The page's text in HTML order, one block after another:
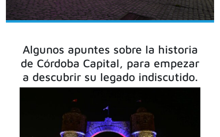
Algunos apuntes sobre la historia
de Córdoba Capital, para empezar
a descubrir su legado indiscutido.